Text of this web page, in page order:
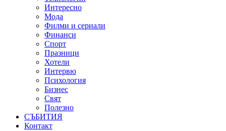
Интересно
Мода
Филми и сериали
Финанси
Спорт
Празници
Хотели
Интервю
Психология
Бизнес
Свят
Полезно
СЪБИТИЯ
Контакт